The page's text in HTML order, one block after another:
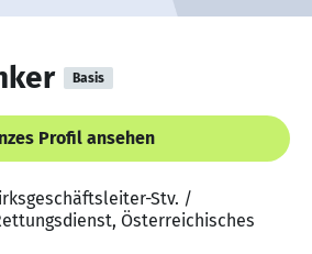
Basis
Profil ansehen
Stv. /
Österreichisches